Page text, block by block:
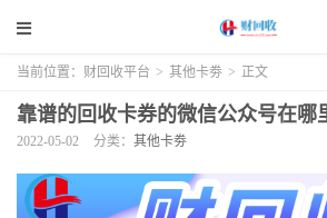
当前位置： 财回收平台 > 其他卡劵 > 正文
靠谱的回收卡券的微信公众号在哪
2022-05-02 分类： 其他卡劵